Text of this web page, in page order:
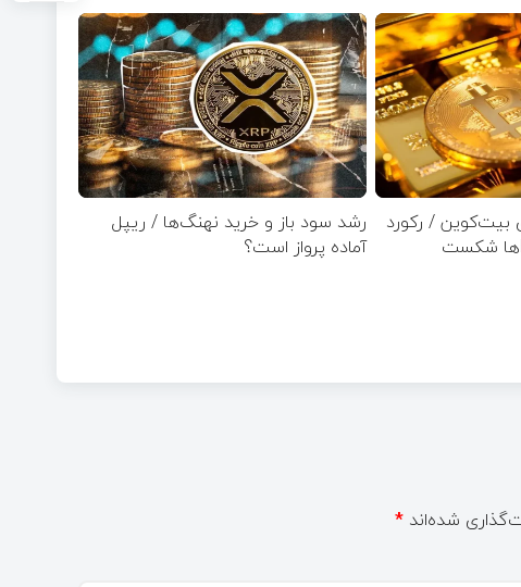
بیت‌کوین / رکورد
رشد سود باز و خرید نهنگ‌ها / ریپل
آماده پرواز است؟
شده‌اند *